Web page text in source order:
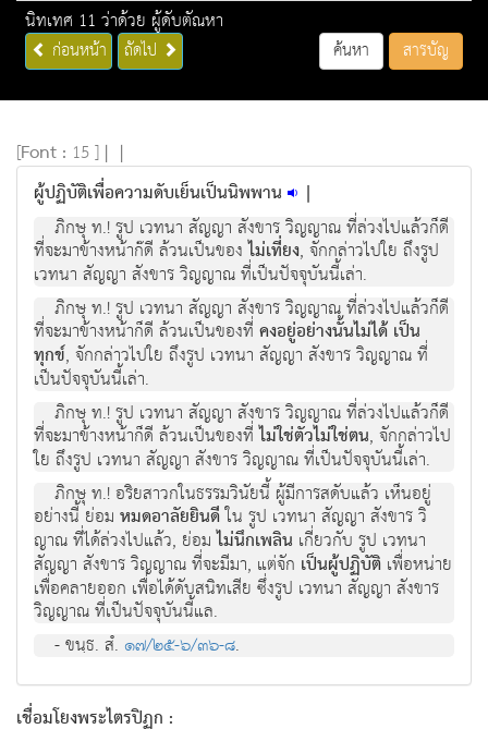
นิทเทศ 11 ว่าด้วย ผู้ดับตัณหา
ก่อนหน้า ถัดไป ค้นหา สารบัญ
[Font : 15 ] | |
ผู้ปฏิบัติเพื่อความดับเย็นเป็นนิพพาน |
ภิกษุ ท.! รูป เวทนา สัญญา สังขาร วิญญาณ ที่ล่วงไปแล้วก็ดี
ที่จะมาข้างหน้าก๊ดี ล้วนเป็นของไม่เที่ยง, จักกล่าวไปใย ถึงรูป
เวทนา สัญญา สังขาร วิญญาณ ที่เป็นปัจจุบันนี้เล่า.
ภิกษุ ท.! รูป เวทนา สัญญา สังขาร วิญญาณ ที่ล่วงไปแล้วก็ดี
ที่จะมาข้างหน้าก็ดี ล้วนเป็นของที่ คงอยู่อย่างนั้นไม่ได้ เป็น
ทุกข์, จักกล่าวไปใย ถึงรูป เวทนา สัญญา สังขาร วิญญาณ ที่
เป็นปัจจุบันนี้เล่า.
ภิกษุ ท.! รูป เวทนา สัญญา สังขาร วิญญาณ ที่ล่วงไปแล้วก็ดี
ที่จะมาข้างหน้าก็ดี ล้วนเป็นของที่ไม่ใช่ตัวไม่ใช่ตน, จักกล่าวไป
ใย ถึงรูป เวทนา สัญญา สังขาร วิญญาณ ที่เป็นปัจจุบันนี้เล่า.
ภิกษุ ท.! อริยสาวกในธรรมวินัยนี้ ผู้มีการสดับแล้ว เห็นอยู่
อย่างนี้ ย่อม หมดอาลัยยินดีใน รูป เวทนา สัญญา สังขาร วิ
ญาณ ที่ได้ล่วงไปแล้ว, ย่อมไม่นึกเพลิน เกี่ยวกับ รูป เวทนา
สัญญา สังขาร วิญญาณ ที่จะมีมา, แต่จัก เป็นผู้ปฏิบัติ เพื่อหน่าย
เพื่อคลายออก เพื่อได้ดับสนิทเสีย ซึ่งรูป เวทนา สัญญา สังขาร
วิญญาณ ที่เป็นปัจจุบันนี้แล.
- ขนฺธ. สํ.๑๗/๒๕-๖/๓๖-๘.
เชื่อมโยงพระไตรปิฏก :